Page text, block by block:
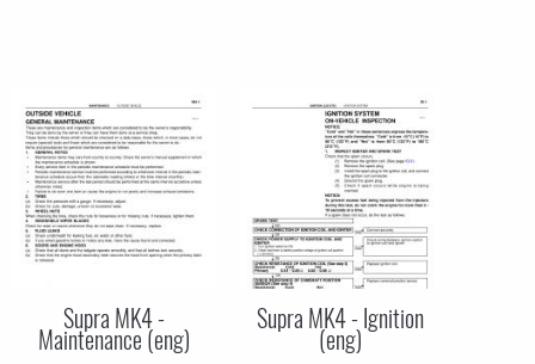
Supra MK4 -
Maintenance (eng)
Supra MK4 - Ignition
(eng)